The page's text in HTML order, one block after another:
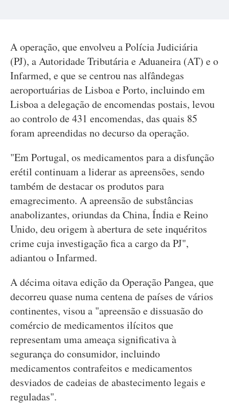
A operação, que envolveu a Polícia Judiciária
(PJ), a Autoridade Tributária e Aduaneira (AT) e o
Infarmed, e que se centrou nas alfândegas
aeroportuárias de Lisboa e Porto, incluindo em
Lisboa a delegação de encomendas postais, levou
ao controlo de 431 encomendas, das quais 85
foram apreendidas no decurso da operação.
"Em Portugal, os medicamentos para a disfunção
erétil continuam a liderar as apreensões, sendo
também de destacar os produtos para
emagrecimento. A apreensão de substâncias
anabolizantes, oriundas da China, Índia e Reino
Unido, deu origem à abertura de sete inquéritos
crime cuja investigação fica a cargo da PJ",
adiantou o Infarmed.
A décima oitava edição da Operação Pangea, que
decorreu quase numa centena de países de vários
continentes, visou a "apreensão e dissuasão do
comércio de medicamentos ilícitos que
representam uma ameaça significativa à
segurança do consumidor, incluindo
medicamentos contrafeitos e medicamentos
desviados de cadeias de abastecimento legais e
reguladas".